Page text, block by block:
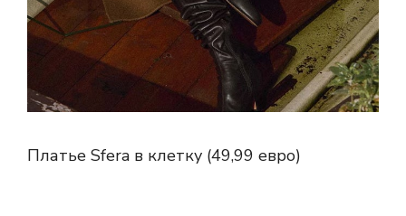
Платье Sfera в клетку (49,99 евро)